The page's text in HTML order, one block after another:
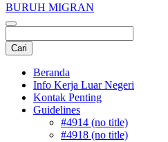
BURUH MIGRAN
Beranda
Info Kerja Luar Negeri
Kontak Penting
Guidelines
#4914 (no title)
#4918 (no title)